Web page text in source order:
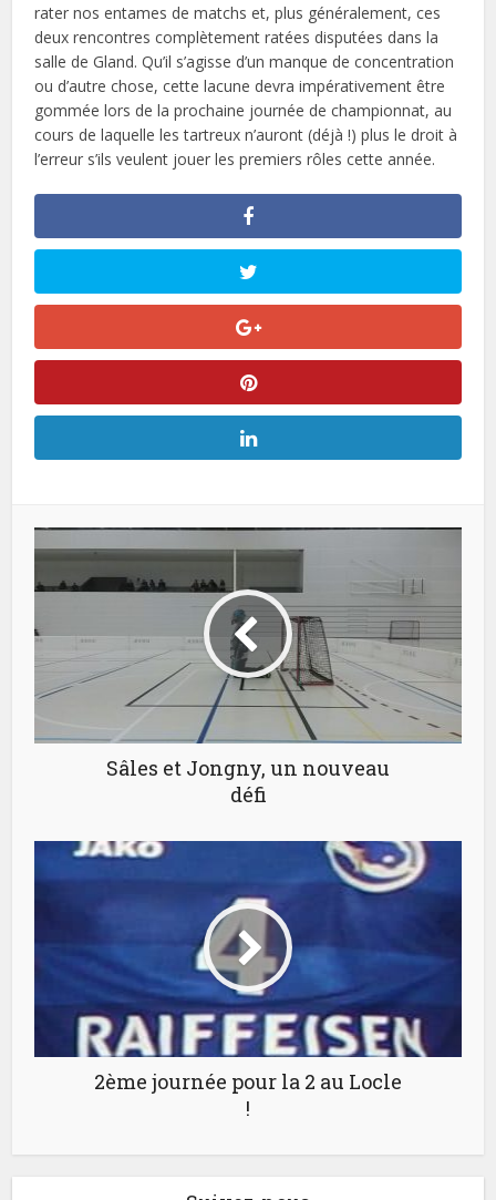
rater nos entames de matchs et, plus généralement, ces
deux rencontres complètement ratées disputées dans la
salle de Gland. Qu’il s’agisse d’un manque de concentration
ou d’autre chose, cette lacune devra impérativement être
gommée lors de la prochaine journée de championnat, au
cours de laquelle les tartreux n’auront (déjà !) plus le droit à
l’erreur s’ils veulent jouer les premiers rôles cette année.
Sâles et Jongny, un nouveau
défi
2ème journée pour la 2 au Locle
!